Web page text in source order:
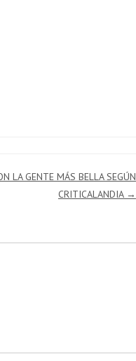
LA GENTE MÁS BELLA SEGÚN
CRITICALANDIA →